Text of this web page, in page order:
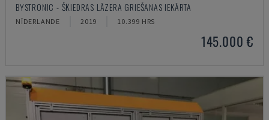
BYSTRONIC - ŠĶIEDRAS LĀZERA GRIEŠANAS IEKĀRTA
NĪDERLANDE 2019 10.399 HRS
145.000 €